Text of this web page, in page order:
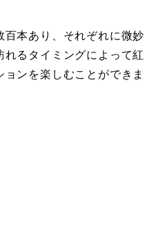
百本あり、それぞれに微妙
るタイミングによって紅
ンを楽しむことができま